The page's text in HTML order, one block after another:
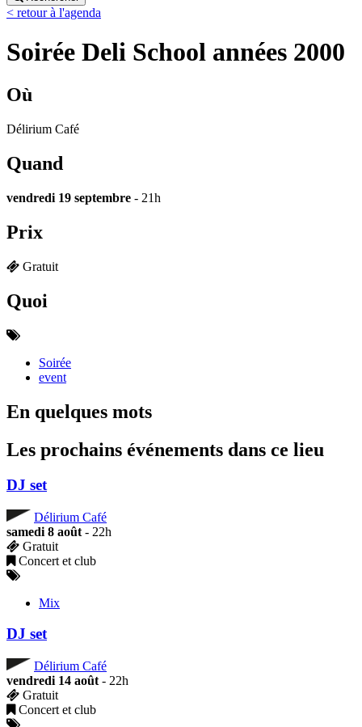
< retour à l'agenda
Soirée Deli School années 2000
Où
Délirium Café
Quand
vendredi 19 septembre - 21h
Prix
Gratuit
Quoi
Soirée
event
En quelques mots
Les prochains événements dans ce lieu
DJ set
Délirium Café
samedi 8 août - 22h
Gratuit
Concert et club
Mix
DJ set
Délirium Café
vendredi 14 août - 22h
Gratuit
Concert et club